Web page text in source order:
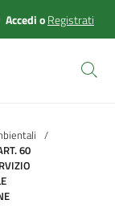
AccedioRegistrati
/
60